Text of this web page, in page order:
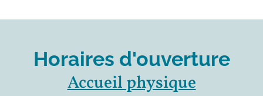
Horaires d'ouverture
Accueil physique